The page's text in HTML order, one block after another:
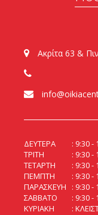
Ακρίτα 63 &
ΔΕΥΤΕΡΑ
9:30 -
ΤΡΙΤΗ
9:30 -
ΤΕΤΑΡΤΗ
9:30 -
ΠΕΜΠΤΗ
9:30 -
ΠΑΡΑΣΚΕΥΗ
9:30 -
ΣΑΒΒΑΤΟ
9:30 -
ΚΥΡΙΑΚΗ